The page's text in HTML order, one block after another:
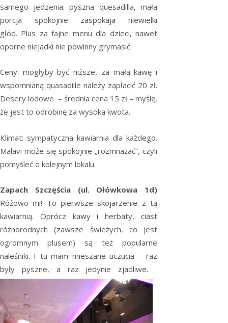
samego jedzenia: pyszna quesadilla, mała
porcja spokojnie zaspokaja niewielki
głód. Plus za fajne menu dla dzieci, nawet
oporne niejadki nie powinny grymasić.
Ceny: mogłyby być niższe, za małą kawę i
wspomnianą quasadille należy zapłacić 20 zł.
Desery lodowe – średnia cena 15 zł – myślę,
że jest to odrobinę za wysoka kwota.
Klimat: sympatyczna kawiarnia dla każdego.
Malavi może się spokojnie „rozmnażać”, czyli
pomyśleć o kolejnym lokalu.
Zapach Szczęścia (ul. Ołówkowa 1d)
Różowo mi! To pierwsze skojarzenie z tą
kawiarnią. Oprócz kawy i herbaty, ciast
różnorodnych (zawsze świeżych, co jest
ogromnym plusem) są też popularne
naleśniki. I tu mam mieszane uczucia – raz
były pyszne, a raz jedynie zjadliwe.